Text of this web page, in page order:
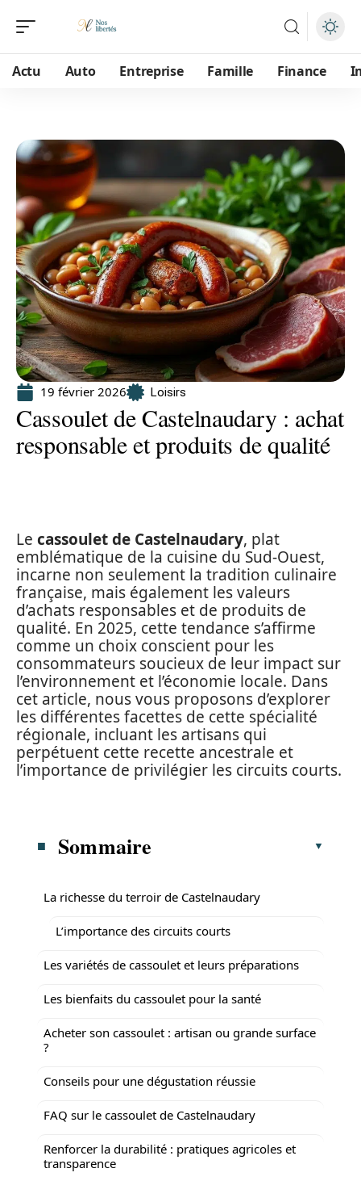
Actu Auto Entreprise Famille Finance
19 février 2026 Loisirs
Cassoulet de Castelnaudary : achat
responsable et produits de qualité
Le cassoulet de Castelnaudary, plat
emblématique de la cuisine du Sud-Ouest,
incarne non seulement la tradition culinaire
française, mais également les valeurs
d’achats responsables et de produits de
qualité. En 2025, cette tendance s’affirme
comme un choix conscient pour les
consommateurs soucieux de leur impact sur
l’environnement et l’économie locale. Dans
cet article, nous vous proposons d’explorer
les différentes facettes de cette spécialité
régionale, incluant les artisans qui
perpétuent cette recette ancestrale et
l’importance de privilégier les circuits courts.
Sommaire
La richesse du terroir de Castelnaudary
L’importance des circuits courts
Les variétés de cassoulet et leurs préparations
Les bienfaits du cassoulet pour la santé
Acheter son cassoulet : artisan ou grande surface
?
Conseils pour une dégustation réussie
FAQ sur le cassoulet de Castelnaudary
Renforcer la durabilité : pratiques agricoles et
transparence